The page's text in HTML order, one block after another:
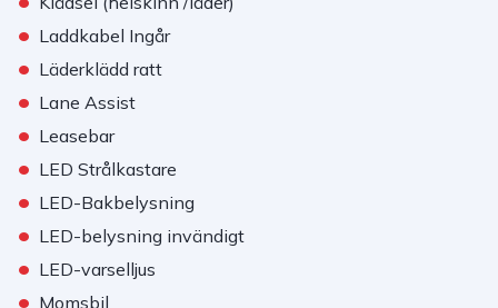
• Laddkabel Ingår
• Läderklädd ratt
• Lane Assist
• Leasebar
• LED Strålkastare
• LED-Bakbelysning
• LED-belysning invändigt
• LED-varselljus
• Momsbil